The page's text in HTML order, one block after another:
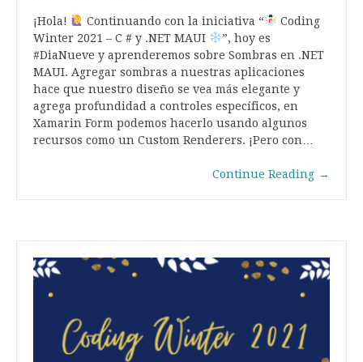
¡Hola! Continuando con la iniciativa “
Coding
Winter 2021 – C # y .NET MAUI
”, hoy es
#DiaNueve y aprenderemos sobre Sombras en .NET
MAUI. Agregar sombras a nuestras aplicaciones
hace que nuestro diseño se vea más elegante y
agrega profundidad a controles específicos, en
Xamarin Form podemos hacerlo usando algunos
recursos como un Custom Renderers. ¡Pero con…
Continue Reading →